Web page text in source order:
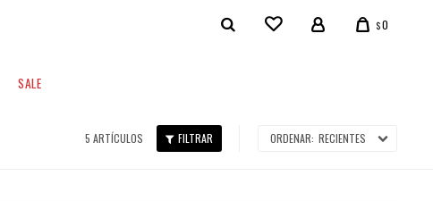
SALE
$0
5 ARTÍCULOS RECIENTES